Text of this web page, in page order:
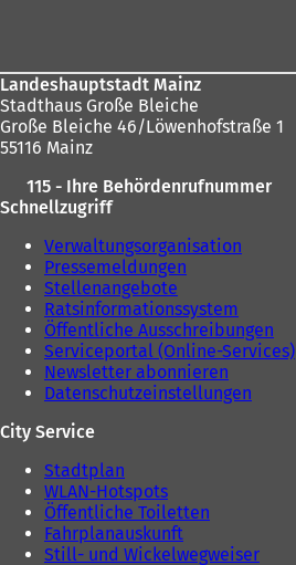
Landeshauptstadt Mainz
Stadthaus Große Bleiche
Große Bleiche 46/Löwenhofstraße 1
55116 Mainz
115 - Ihre Behördenrufnummer
Schnellzugriff
Verwaltungsorganisation
Pressemeldungen
Stellenangebote
Ratsinformationssystem
Öffentliche Ausschreibungen
Serviceportal (Online-Services)
Newsletter abonnieren
Datenschutzeinstellungen
City Service
Stadtplan
WLAN-Hotspots
Öffentliche Toiletten
Fahrplanauskunft
Still- und Wickelwegweiser